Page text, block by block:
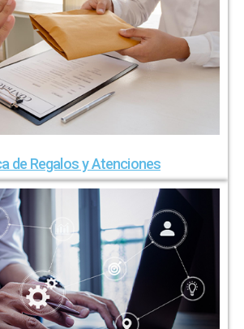
de Regalos y Atenciones